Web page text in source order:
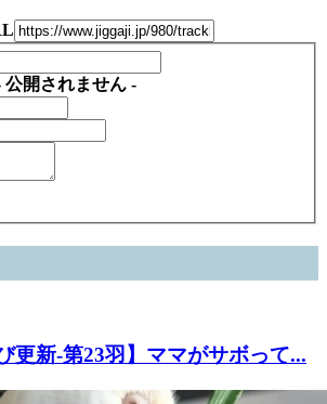
開されません -
更新-第23羽】ママがサボって...